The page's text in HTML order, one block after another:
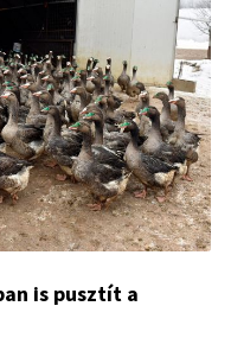
is pusztít a